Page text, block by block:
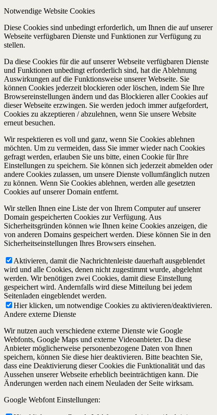
Notwendige Website Cookies
Diese Cookies sind unbedingt erforderlich, um Ihnen die auf unserer
Webseite verfügbaren Dienste und Funktionen zur Verfügung zu
stellen.
Da diese Cookies für die auf unserer Webseite verfügbaren Dienste
und Funktionen unbedingt erforderlich sind, hat die Ablehnung
Auswirkungen auf die Funktionsweise unserer Webseite. Sie
können Cookies jederzeit blockieren oder löschen, indem Sie Ihre
Browsereinstellungen ändern und das Blockieren aller Cookies auf
dieser Webseite erzwingen. Sie werden jedoch immer aufgefordert,
Cookies zu akzeptieren / abzulehnen, wenn Sie unsere Website
erneut besuchen.
Wir respektieren es voll und ganz, wenn Sie Cookies ablehnen
möchten. Um zu vermeiden, dass Sie immer wieder nach Cookies
gefragt werden, erlauben Sie uns bitte, einen Cookie für Ihre
Einstellungen zu speichern. Sie können sich jederzeit abmelden oder
andere Cookies zulassen, um unsere Dienste vollumfänglich nutzen
zu können. Wenn Sie Cookies ablehnen, werden alle gesetzten
Cookies auf unserer Domain entfernt.
Wir stellen Ihnen eine Liste der von Ihrem Computer auf unserer
Domain gespeicherten Cookies zur Verfügung. Aus
Sicherheitsgründen können wie Ihnen keine Cookies anzeigen, die
von anderen Domains gespeichert werden. Diese können Sie in den
Sicherheitseinstellungen Ihres Browsers einsehen.
Aktivieren, damit die Nachrichtenleiste dauerhaft ausgeblendet
wird und alle Cookies, denen nicht zugestimmt wurde, abgelehnt
werden. Wir benötigen zwei Cookies, damit diese Einstellung
gespeichert wird. Andernfalls wird diese Mitteilung bei jedem
Seitenladen eingeblendet werden.
Hier klicken, um notwendige Cookies zu aktivieren/deaktivieren.
Andere externe Dienste
Wir nutzen auch verschiedene externe Dienste wie Google
Webfonts, Google Maps und externe Videoanbieter. Da diese
Anbieter möglicherweise personenbezogene Daten von Ihnen
speichern, können Sie diese hier deaktivieren. Bitte beachten Sie,
dass eine Deaktivierung dieser Cookies die Funktionalität und das
Aussehen unserer Webseite erheblich beeinträchtigen kann. Die
Änderungen werden nach einem Neuladen der Seite wirksam.
Google Webfont Einstellungen: